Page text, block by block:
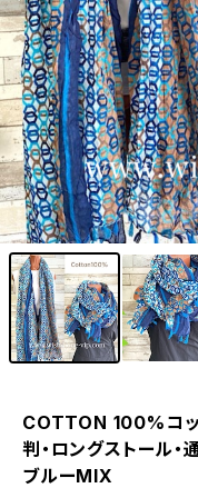
COTTON 100%コッ
判・ロングストール
ブルーMIX